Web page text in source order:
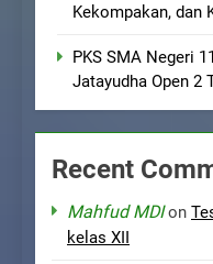
Kekompakan, dan
PKS SMA Negeri
Jatayudha Open 2
Recent
Mahfud MDIon
kelas XII